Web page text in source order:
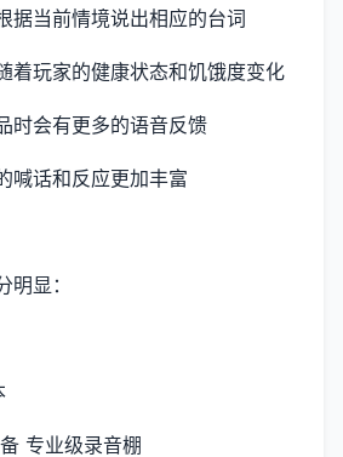
据当前情境说出相应的台词
着玩家的健康状态和饥饿度变化
时会有更多的语音反馈
喊话和反应更加丰富
显：
专业级录音棚